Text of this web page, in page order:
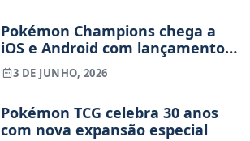
Pokémon Champions chega a
iOS e Android com lançamento
marcado para 17 de junho
3 DE JUNHO, 2026
Pokémon TCG celebra 30 anos
com nova expansão especial